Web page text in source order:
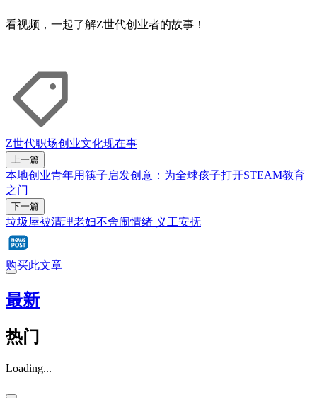
看视频，一起了解Z世代创业者的故事！
Z世代职场创业文化现在事
上一篇
本地创业青年用筷子启发创意：为全球孩子打开STEAM教育
之门
下一篇
垃圾屋被清理老妇不舍闹情绪 义工安抚
购买此文章
最新
热门
Loading...